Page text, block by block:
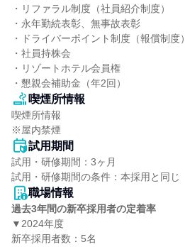
・リファラル制度（社員紹介制度）
・永年勤続表彰、無事故表彰
・ドライバーポイント制度（報償制度）
・社員持株会
・リゾートホテル会員権
・懇親会補助金（年2回）
喫煙所情報
喫煙所情報
※屋内禁煙
試用期間
試用・研修期間：3ヶ月
職場情報
過去3年間の新卒採用者の定着率
▼2024年度
新卒採用者数：5名